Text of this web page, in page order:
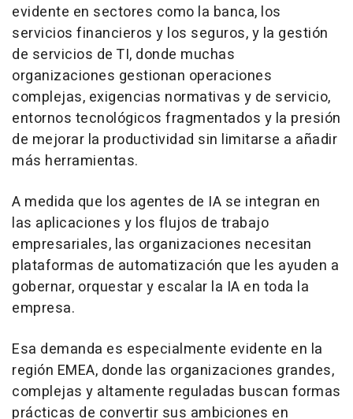
evidente en sectores como la banca, los
servicios financieros y los seguros, y la gestión
de servicios de TI, donde muchas
organizaciones gestionan operaciones
complejas, exigencias normativas y de servicio,
entornos tecnológicos fragmentados y la presión
de mejorar la productividad sin limitarse a añadir
más herramientas.
A medida que los agentes de IA se integran en
las aplicaciones y los flujos de trabajo
empresariales, las organizaciones necesitan
plataformas de automatización que les ayuden a
gobernar, orquestar y escalar la IA en toda la
empresa.
Esa demanda es especialmente evidente en la
región EMEA, donde las organizaciones grandes,
complejas y altamente reguladas buscan formas
prácticas de convertir sus ambiciones en